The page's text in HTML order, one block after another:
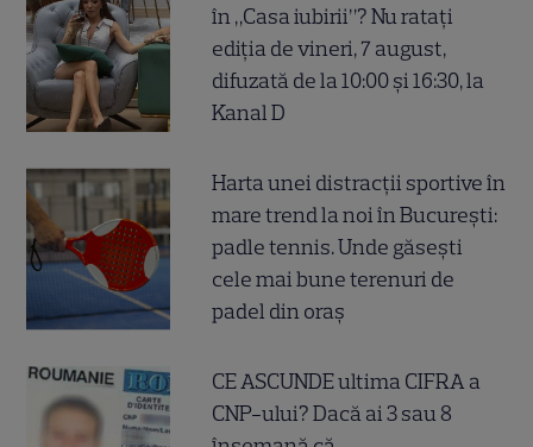
în „Casa iubirii”? Nu ratați
ediția de vineri, 7 august,
difuzată de la 10:00 și 16:30, la
Kanal D
Harta unei distracții sportive în
mare trend la noi în București:
padle tennis. Unde găsești
cele mai bune terenuri de
padel din oraș
CE ASCUNDE ultima CIFRA a
CNP-ului? Dacă ai 3 sau 8